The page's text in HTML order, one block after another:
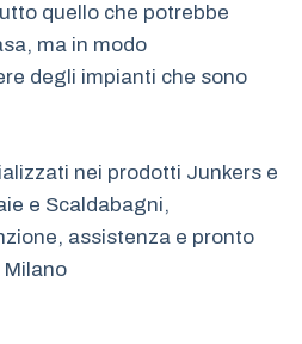
quello che potrebbe
ma in modo
degli impianti che sono
nei prodotti Junkers e
e Scaldabagni,
assistenza e pronto